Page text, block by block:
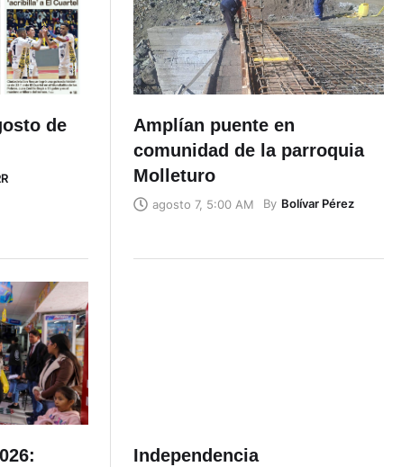
de
Amplían puente en
comunidad de la parroquia
Molleturo
agosto 7, 5:00 AM By Bolívar Pérez
Independencia